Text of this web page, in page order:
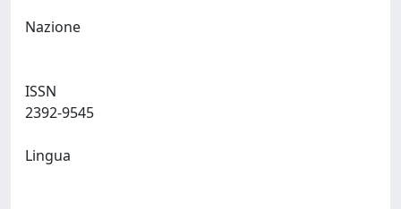
Nazione
ISSN
Lingua